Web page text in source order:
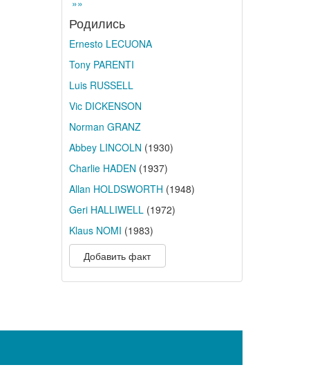
»»
Родились
Ernesto LECUONA
Tony PARENTI
Luis RUSSELL
Vic DICKENSON
Norman GRANZ
Abbey LINCOLN (1930)
Charlie HADEN (1937)
Allan HOLDSWORTH (1948)
Geri HALLIWELL(1972)
Klaus NOMI (1983)
Добавить факт